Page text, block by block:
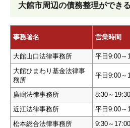
大館市周辺の債務整理ができ
事務署名 営業時間
大館山口法律事務所
平日9:00～
大館ひまわり基金法律事
務所
平日9:00～
廣嶋法律事務所 8:30～19:30
近江法律事務所
平日9:00～
松本総合法律事務所
9:30～17:00